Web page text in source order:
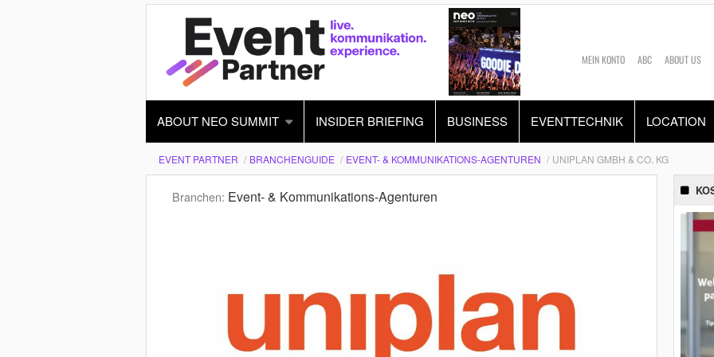
MEIN KONTO ABC ABOUT US
ABOUT NEO SUMMIT INSIDER BRIEFING BUSINESS EVENTTECHNIK LOCATION
EVENT PARTNER BRANCHENGUIDE EVENT- & KOMMUNIKATIONS-AGENTUREN UNIPLAN GMBH & CO. KG
Branchen: Event- & Kommunikations-Agenturen